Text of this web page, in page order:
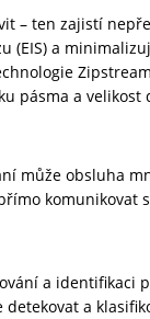
– ten zajistí
(EIS) a
pásma a velikost
může obsluha
komunikovat
a identifikaci
a